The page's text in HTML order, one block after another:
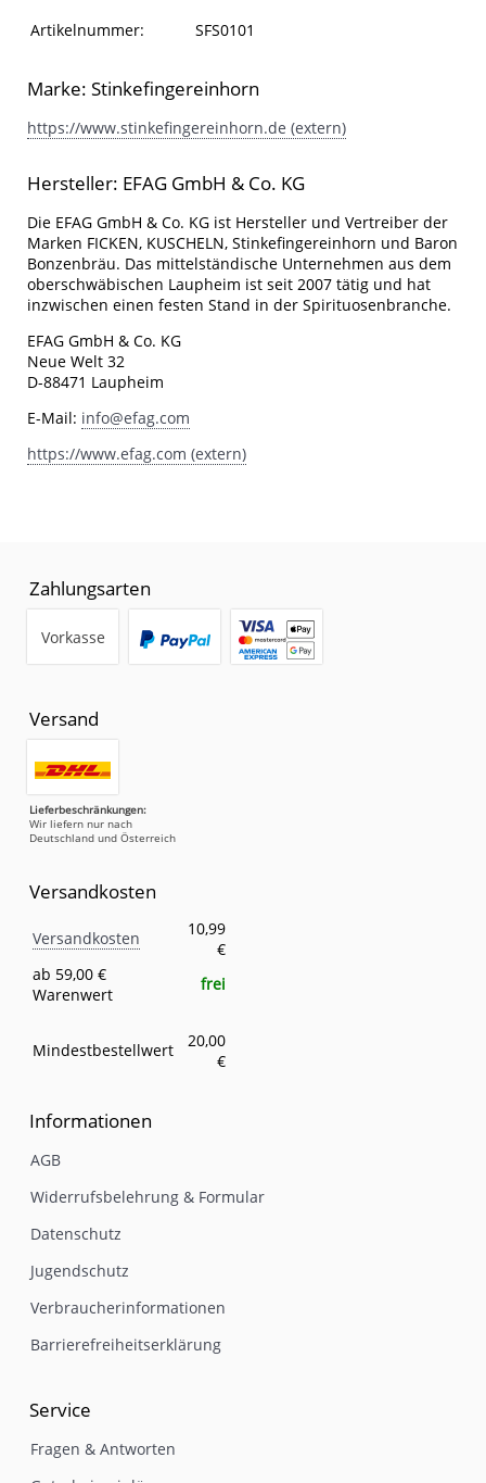
Artikelinformationen
Eigenschaft Wert
Artikelnummer: SFS0101
Marke: Stinkefingereinhorn
https://www.stinkefingereinhorn.de (extern)
Hersteller: EFAG GmbH & Co. KG
Die EFAG GmbH & Co. KG ist Hersteller und Vertreiber der
Marken FICKEN, KUSCHELN, Stinkefingereinhorn und Baron
Bonzenbräu. Das mittelständische Unternehmen aus dem
oberschwäbischen Laupheim ist seit 2007 tätig und hat
inzwischen einen festen Stand in der Spirituosenbranche.
EFAG GmbH & Co. KG
Neue Welt 32
D-88471 Laupheim
E-Mail: info@efag.com
https://www.efag.com (extern)
Zahlungsarten
Vorkasse
Versand
Lieferbeschränkungen:
Wir liefern nur nach
Deutschland und Österreich
Versandkosten
Eigenschaft
Versandkosten
10,99
€
ab 59,00 €
Warenwert
frei
Mindestbestellwert
20,00
€
Informationen
AGB
Widerrufsbelehrung & Formular
Datenschutz
Jugendschutz
Verbraucherinformationen
Barrierefreiheitserklärung
Service
Fragen & Antworten